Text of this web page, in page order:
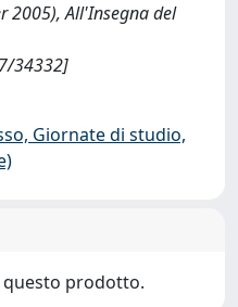
2005), All'Insegna del
34332]
Giornate di studio,
questo prodotto.